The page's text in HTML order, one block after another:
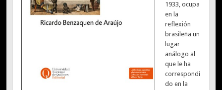
1933, ocupa
en la
reflexión
brasileña un
lugar
análogo al
que le ha
correspondi
do en la